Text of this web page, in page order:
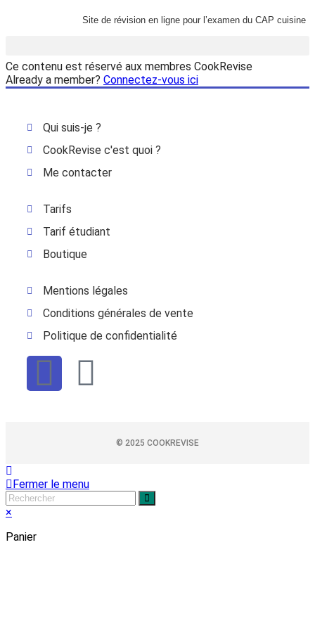
Site de révision en ligne pour l’examen du CAP cuisine
Ce contenu est réservé aux membres CookRevise
Already a member? Connectez-vous ici
Qui suis-je ?
CookRevise c'est quoi ?
Me contacter
Tarifs
Tarif étudiant
Boutique
Mentions légales
Conditions générales de vente
Politique de confidentialité
© 2025 COOKREVISE
Fermer le menu
×
Panier